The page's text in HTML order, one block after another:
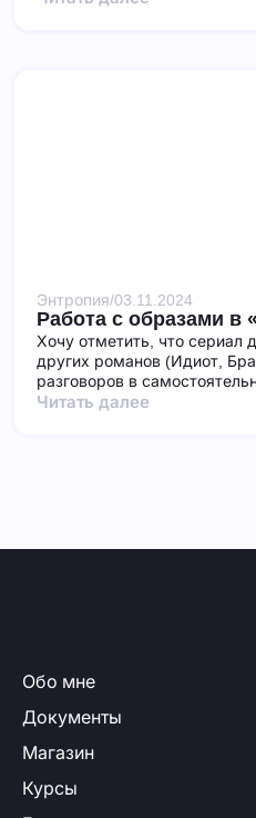
Энтропия/03.11.2024
Работа с образами в
Хочу отметить, что сериал
других романов (Идиот,
разговоров в
Читать далее
Обо мне
Документы
Магазин
Курсы